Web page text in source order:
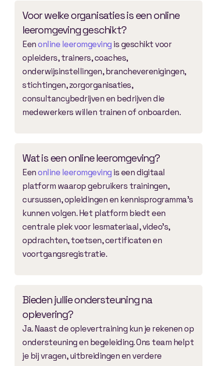
Voor welke organisaties is een online
leeromgeving geschikt?
Eenonline leeromgeving is geschikt voor
opleiders, trainers, coaches,
onderwijsinstellingen, brancheverenigingen,
stichtingen, zorgorganisaties,
consultancybedrijven en bedrijven die
medewerkers willen trainen of onboarden.
Wat is een online leeromgeving?
Eenonline leeromgeving is een digitaal
platform waarop gebruikers trainingen,
cursussen, opleidingen en kennisprogramma’s
kunnen volgen. Het platform biedt een
centrale plek voor lesmateriaal, video’s,
opdrachten, toetsen, certificaten en
voortgangsregistratie.
Bieden jullie ondersteuning na
oplevering?
Ja. Naast de oplevertraining kun je rekenen op
ondersteuning en begeleiding. Ons team helpt
je bij vragen, uitbreidingen en verdere